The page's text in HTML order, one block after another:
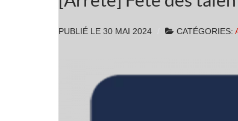
PUBLIÉ LE 30 MAI 2024 CATÉGORIES: